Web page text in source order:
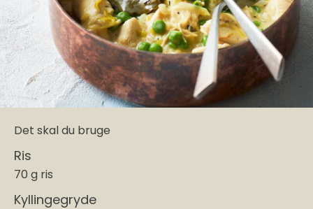
Det skal du bruge
Ris
70 g ris
Kyllingegryde